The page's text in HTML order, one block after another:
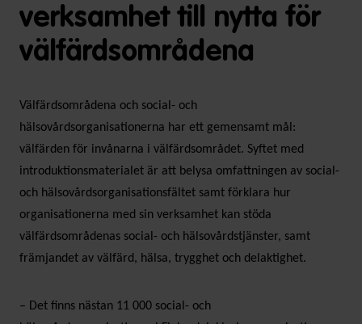
verksamhet till nytta för
välfärdsområdena
Välfärdsområdena och social- och
hälsovårdsorganisationerna har ett gemensamt mål:
välfärden för invånarna i välfärdsområdet. Syftet med
introduktionsmaterialet är att belysa omfattningen av social-
och hälsovårdsorganisationsfältet samt förklara hur
organisationerna med sin verksamhet kan stöda
välfärdsområdenas social- och hälsovårdstjänster, samt
främjandet av välfärd, hälsa, trygghet och delaktighet.
– Det finns nästan 11 000 social- och